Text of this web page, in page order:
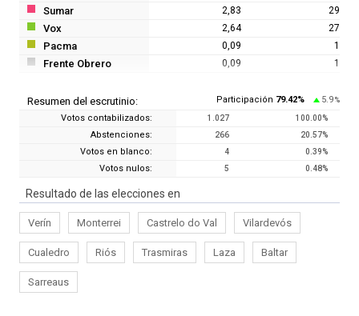
Sumar 2,83 29
Vox 2,64 27
Pacma 0,09 1
Frente Obrero 0,09 1
Resumen del escrutinio: Participación 79.42% 5.9 %
Votos contabilizados: 1.027 100.00%
Abstenciones: 266 20.57%
Votos en blanco: 4 0.39%
Votos nulos: 5 0.48%
Resultado de las elecciones en
Verín Monterrei Castrelo do Val Vilardevós
Cualedro Riós Trasmiras Laza Baltar
Sarreaus